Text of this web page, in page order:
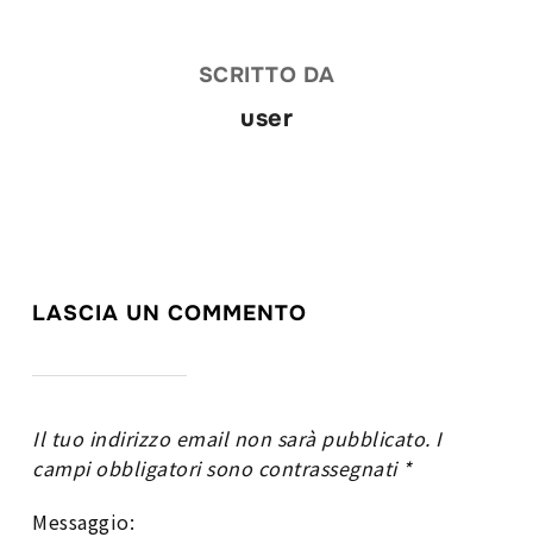
SCRITTO DA
user
LASCIA UN COMMENTO
Il tuo indirizzo email non sarà pubblicato. I
campi obbligatori sono contrassegnati *
Messaggio: